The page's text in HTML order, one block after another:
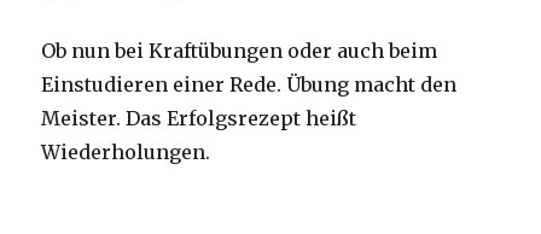
Ob nun bei Kraftübungen oder auch beim
Einstudieren einer Rede. Übung macht den
Meister. Das Erfolgsrezept heißt
Wiederholungen.